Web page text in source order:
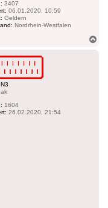
3407
06.01.2020, 10:59
Geldern
Nordrhein-Westfalen
1604
26.02.2020, 21:54